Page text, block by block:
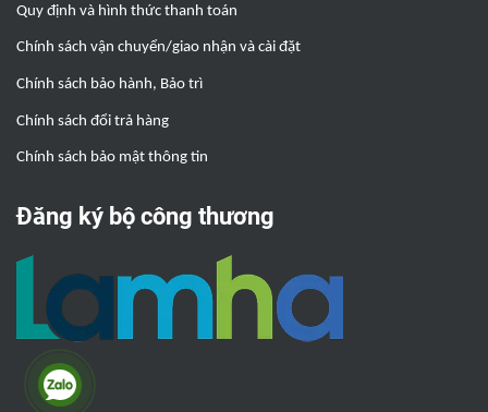
Quy định và hình thức thanh toán
Chính sách vận chuyển/giao nhận và cài đặt
Chính sách bảo hành, Bảo trì
Chính sách đổi trả hàng
Chính sách bảo mật thông tin
Đăng ký bộ công thương